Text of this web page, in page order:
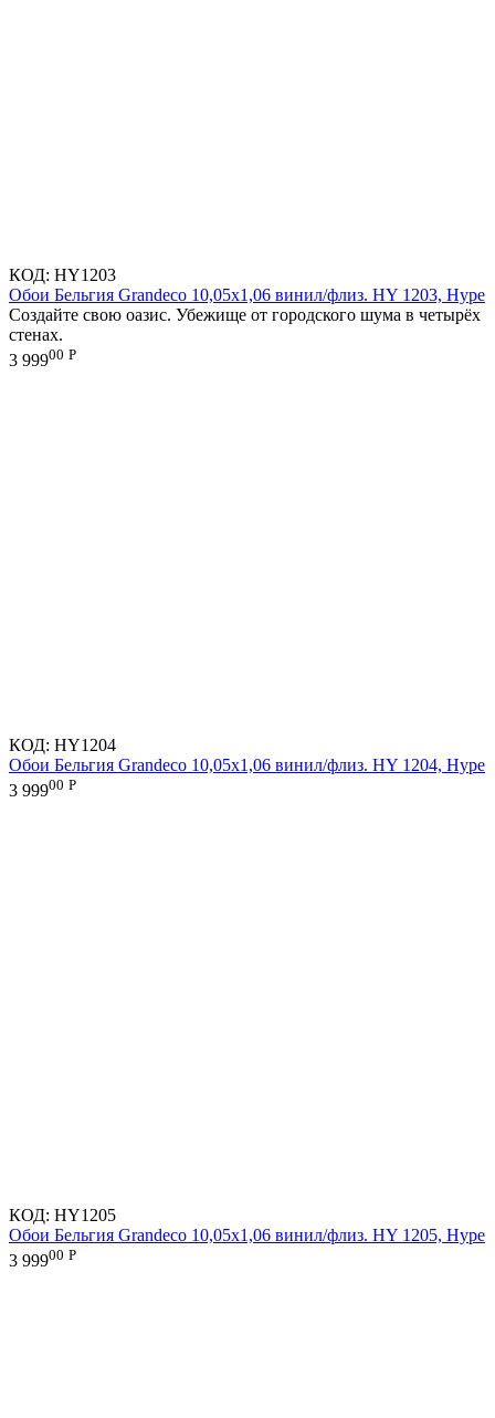
КОД: HY1203
Обои Бельгия Grandeco 10,05х1,06 винил/флиз. HY 1203, Hype
Создайте свою оазис. Убежище от городского шума в четырёх
стенах.
3 99900 Р
КОД: HY1204
Обои Бельгия Grandeco 10,05х1,06 винил/флиз. HY 1204, Hype
3 99900 Р
КОД: HY1205
Обои Бельгия Grandeco 10,05х1,06 винил/флиз. HY 1205, Hype
3 99900 Р